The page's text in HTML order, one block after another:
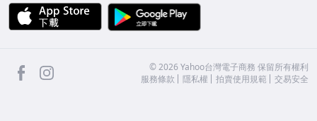
APP Store
facebook ©2026 Yahoo台灣電子商務 保留所有權利
服務條款
隱私權 拍賣使用規範 交易安全